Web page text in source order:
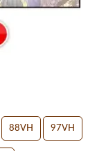
88VH 97VH